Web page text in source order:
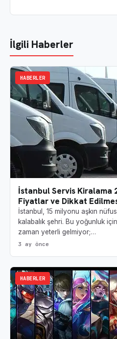
İlgili Haberler
HABERLER
İstanbul Servis Kiralama
Fiyatlar ve Dikkat
İstanbul, 15 milyonu aşkın
kalabalık şehri. Bu yoğunluk
zaman yeterli gelmiyor;…
3 ay önce
HABERLER